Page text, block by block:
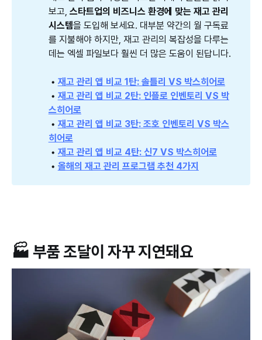
보고, 스타트업의 비즈니스 환경에 맞는 재고 관리
시스템을 도입해 보세요. 대부분 약간의 월 구독료
를 지불해야 하지만, 재고 관리의 복잡성을 다루는
데는 엑셀 파일보다 훨씬 더 많은 도움이 된답니다.
• 재고 관리 앱 비교 1탄: 솔틀리 VS 박스히어로
• 재고 관리 앱 비교 2탄: 인플로 인벤토리 VS 박
스히어로
• 재고 관리 앱 비교 3탄: 조호 인벤토리 VS 박스
히어로
• 재고 관리 앱 비교 4탄: 신7 VS 박스히어로
• 올해의 재고 관리 프로그램 추천 4가지
🏭 부품 조달이 자꾸 지연돼요